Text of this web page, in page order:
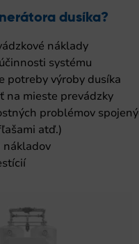
dusíka?
náklady
systému
potreby výroby dusíka
na mieste prevádzky
problémov
atď.)
nákladov